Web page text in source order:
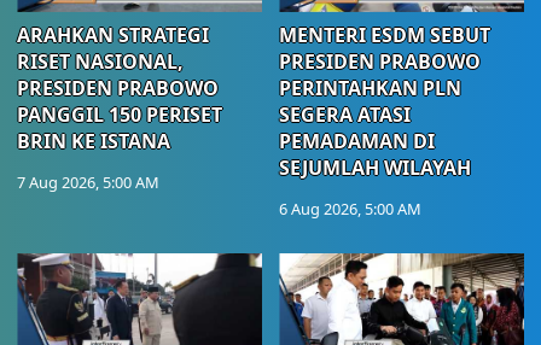
ARAHKAN STRATEGI
RISET NASIONAL,
PRESIDEN PRABOWO
PANGGIL 150 PERISET
BRIN KE ISTANA
7 Aug 2026, 5:00 AM
MENTERI ESDM SEBUT
PRESIDEN PRABOWO
PERINTAHKAN PLN
SEGERA ATASI
PEMADAMAN DI
SEJUMLAH WILAYAH
6 Aug 2026, 5:00 AM